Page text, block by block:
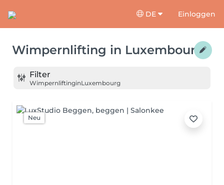
DE Einloggen
Wimpernlifting in Luxembourg
Filter
WimpernliftinginLuxembourg
Neu